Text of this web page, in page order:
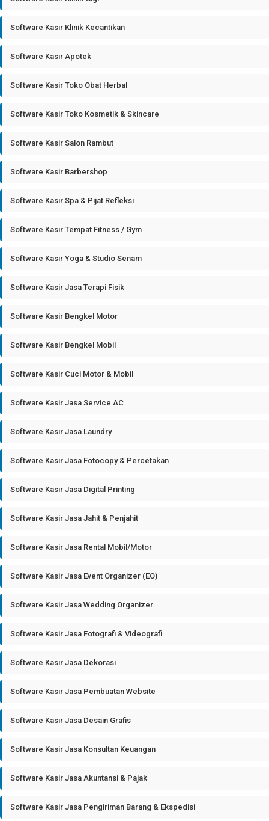
Software Kasir Klinik Kecantikan
Software Kasir Apotek
Software Kasir Toko Obat Herbal
Software Kasir Toko Kosmetik & Skincare
Software Kasir Salon Rambut
Software Kasir Barbershop
Software Kasir Spa & Pijat Refleksi
Software Kasir Tempat Fitness / Gym
Software Kasir Yoga & Studio Senam
Software Kasir Jasa Terapi Fisik
Software Kasir Bengkel Motor
Software Kasir Bengkel Mobil
Software Kasir Cuci Motor & Mobil
Software Kasir Jasa Service AC
Software Kasir Jasa Laundry
Software Kasir Jasa Fotocopy & Percetakan
Software Kasir Jasa Digital Printing
Software Kasir Jasa Jahit & Penjahit
Software Kasir Jasa Rental Mobil/Motor
Software Kasir Jasa Event Organizer (EO)
Software Kasir Jasa Wedding Organizer
Software Kasir Jasa Fotografi & Videografi
Software Kasir Jasa Dekorasi
Software Kasir Jasa Pembuatan Website
Software Kasir Jasa Desain Grafis
Software Kasir Jasa Konsultan Keuangan
Software Kasir Jasa Akuntansi & Pajak
Software Kasir Jasa Pengiriman Barang & Ekspedisi